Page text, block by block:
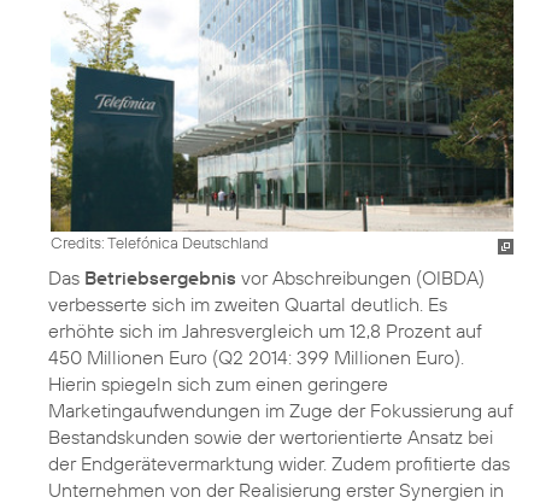
Credits: Telefónica Deutschland
Das Betriebsergebnis vor Abschreibungen (OIBDA)
verbesserte sich im zweiten Quartal deutlich. Es
erhöhte sich im Jahresvergleich um 12,8 Prozent auf
450 Millionen Euro (Q2 2014: 399 Millionen Euro).
Hierin spiegeln sich zum einen geringere
Marketingaufwendungen im Zuge der Fokussierung auf
Bestandskunden sowie der wertorientierte Ansatz bei
der Endgerätevermarktung wider. Zudem profitierte das
Unternehmen von der Realisierung erster Synergien in